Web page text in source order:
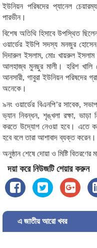
ইউনিয়ন পরিষদের প্যানেল
পারভীন।
বিশেষ অতিথি হিসাবে উপস্থিত
ওয়ার্ডের ইউপি সদস্য মনজুর
দিদারুল ইসলাম, মোঃ খায়রুল ইসলাম
আলহাজ্ব মুনছুর মালী। হরিশ
আনসারী, গাবুরা ইউনিয়ন পরিষদের
অনেকে।
৯নং ওয়ার্ডের বিএনপি’র সাবেক,
ভ্যান নিবন্ধন, শৃঙ্খলা রক্ষা, ভাড়া
করতে উদ্যোগ নেওয়া হবে। এতে
হবে বলে তারা আশাবাদ ব্যক্ত করেন।
অনুষ্ঠান শেষে দোয়া ও মিষ্টি
দয়া করে নিউজটি শেয়ার করুন
এ জাতীয় আরো খবর